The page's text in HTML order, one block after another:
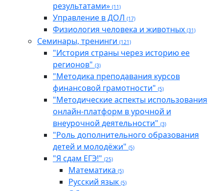
результатами» (11)
Управление в ДОЛ (17)
Физиология человека и животных (31)
Семинары, тренинги (121)
"История страны через историю ее
регионов" (3)
"Методика преподавания курсов
финансовой грамотности" (5)
"Методические аспекты использования
онлайн-платформ в урочной и
внеурочной деятельности" (3)
"Роль дополнительного образования
детей и молодёжи" (5)
"Я сдам ЕГЭ!" (25)
Математика (5)
Русский язык (5)